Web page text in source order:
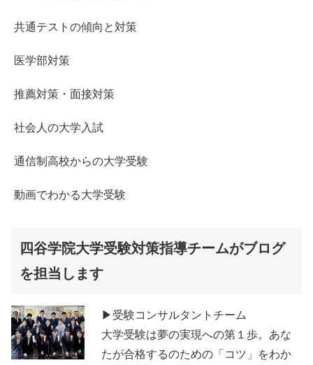
共通テストの傾向と対策
医学部対策
推薦対策・面接対策
社会人の大学入試
通信制高校からの大学受験
動画でわかる大学受験
四谷学院大学受験対策指導チームがブログ
を担当します
▶受験コンサルタントチーム
大学受験は夢の実現への第１歩。あな
たが合格するのための「コツ」をわか